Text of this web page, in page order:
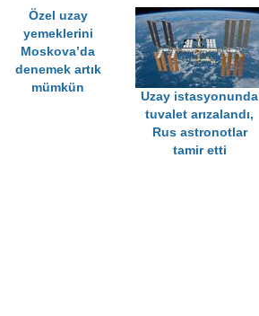
Özel uzay
yemeklerini
Moskova’da
denemek artık
mümkün
Uzay istasyonunda
tuvalet arızalandı,
Rus astronotlar
tamir etti